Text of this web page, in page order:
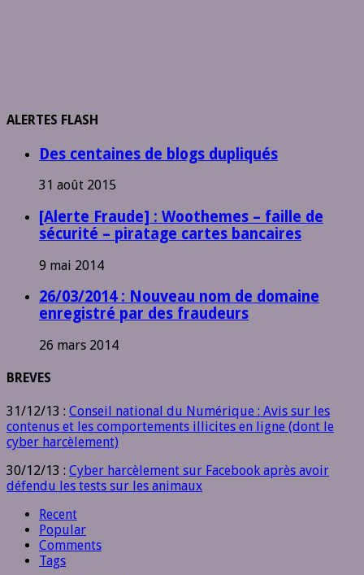
ALERTES FLASH
Des centaines de blogs dupliqués
31 août 2015
[Alerte Fraude] : Woothemes – faille de
sécurité – piratage cartes bancaires
9 mai 2014
26/03/2014 : Nouveau nom de domaine
enregistré par des fraudeurs
26 mars 2014
BREVES
31/12/13 : Conseil national du Numérique : Avis sur les
contenus et les comportements illicites en ligne (dont le
cyber harcèlement)
30/12/13 : Cyber harcèlement sur Facebook après avoir
défendu les tests sur les animaux
Recent
Popular
Comments
Tags